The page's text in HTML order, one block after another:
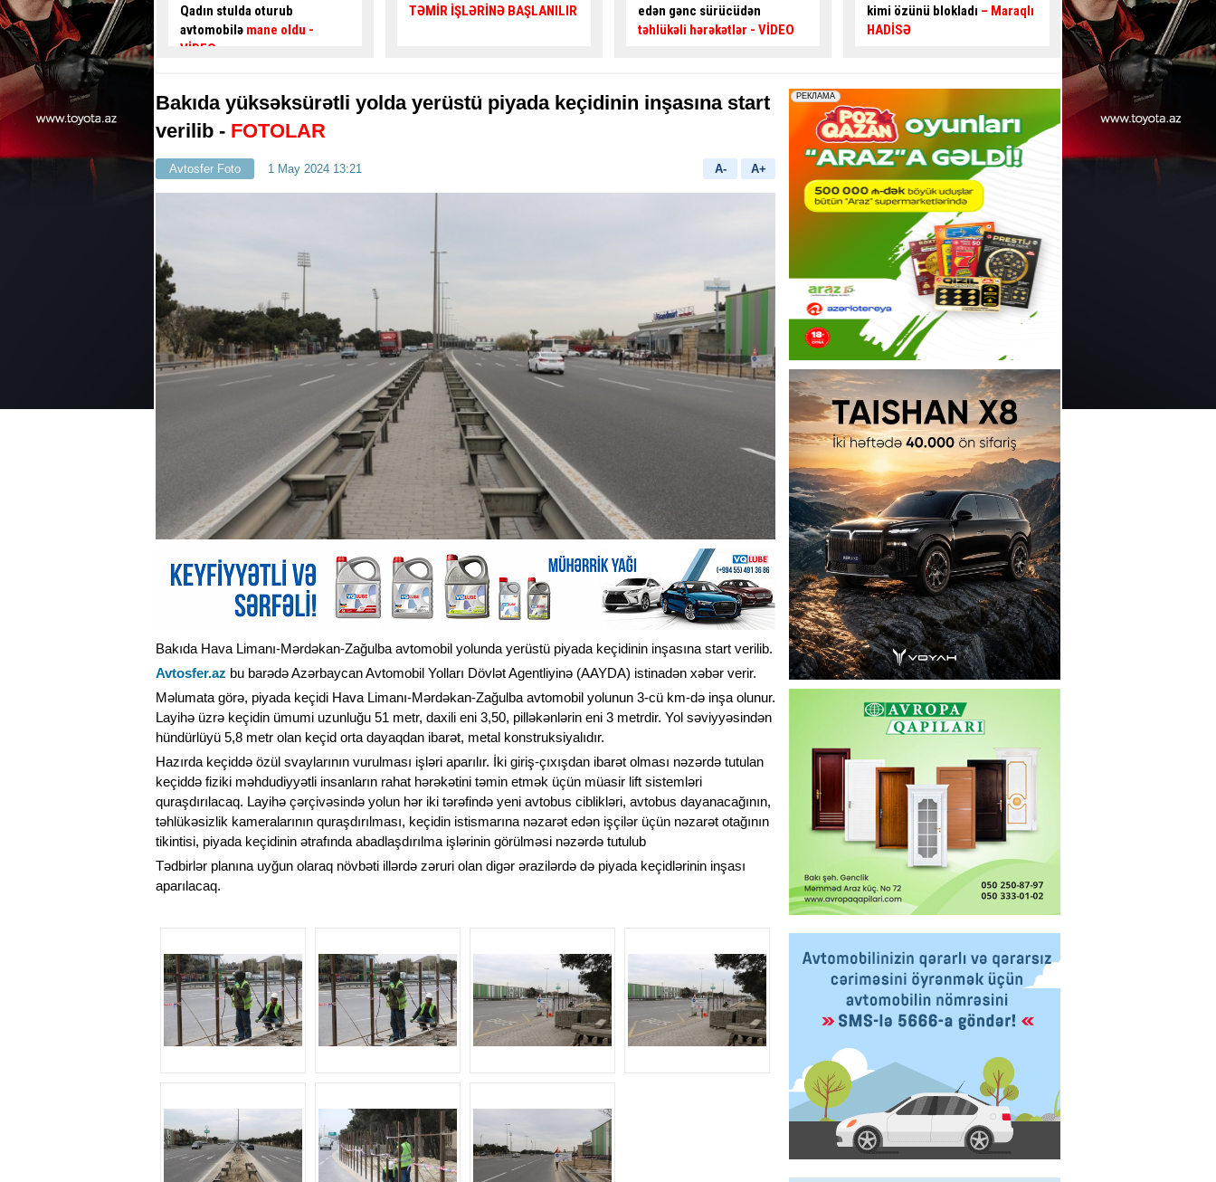
oturub
mane oldu-
TƏMİR İŞLƏRİNƏ BAŞLANILIR
edən gənc sürücüdən
kimi özünü blokladı– Maraqlı
HADİSƏ
bilər:Nişanlar görünmür-
VİDEO
yeni təklif:
Bu yollar
genişləndirilməlidir
EKSPERT
Bakıda yüksəksürətli yolda yerüstü piyada keçidinin inşasına start
verilib - FOTOLAR
Avtosfer Foto 1 May 2024 13:21 A- A+
Bakıda Hava Limanı-Mərdəkan-Zağulba avtomobil yolunda yerüstü piyada keçidinin inşasına start verilib.
Avtosfer.az bu barədə Azərbaycan Avtomobil Yolları Dövlət Agentliyinə (AAYDA) istinadən xəbər verir.
Məlumata görə, piyada keçidi Hava Limanı-Mərdəkan-Zağulba avtomobil yolunun 3-cü km-də inşa olunur.
Layihə üzrə keçidin ümumi uzunluğu 51 metr, daxili eni 3,50, pilləkənlərin eni 3 metrdir. Yol səviyyəsindən
hündürlüyü 5,8 metr olan keçid orta dayaqdan ibarət, metal konstruksiyalıdır.
Hazırda keçiddə özül svaylarının vurulması işləri aparılır. İki giriş-çıxışdan ibarət olması nəzərdə tutulan
keçiddə fiziki məhdudiyyətli insanların rahat hərəkətini təmin etmək üçün müasir lift sistemləri
quraşdırılacaq. Layihə çərçivəsində yolun hər iki tərəfində yeni avtobus ciblikləri, avtobus dayanacağının,
təhlükəsizlik kameralarının quraşdırılması, keçidin istismarına nəzarət edən işçilər üçün nəzarət otağının
tikintisi, piyada keçidinin ətrafında abadlaşdırılma işlərinin görülməsi nəzərdə tutulub
Tədbirlər planına uyğun olaraq növbəti illərdə zəruri olan digər ərazilərdə də piyada keçidlərinin inşası
aparılacaq.